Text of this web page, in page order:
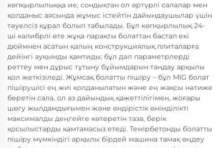
көпқырлылыққа ие, сондықтан ол әртүрлі салалар мен
қолданыс аясында жұмыс істейтін дайындаушылар үшін
тәуелсіз құрал болып табылады. Бұл көпқырлылық 24-
ші калибрлі өте жұқа парақты болаттан бастап екі
дюймнен асатын қалың конструкциялық плиталарға
дейінгі ауқымды қамтиды; бұл дәл параметрлерді
реттеу мен дұрыс тұтыну бұйымдарын таңдау арқылы
қол жеткізіледі. Жұмсақ болатты пішіру – бұл MIG болат
пішірушісі ең жиі қолданылатын және ең жақсы нәтиже
беретін сала, ол аз дайындық қажеттілігімен, жоғары
шөгу жылдамдығымен және өндірістік өнімділікті
максималды деңгейге көтеретін таза, берік
қосылыстарды қамтамасыз етеді. Темірбетонды болатты
пішіру мүмкіндігі арқылы бірдей машина тамақ өңдеу